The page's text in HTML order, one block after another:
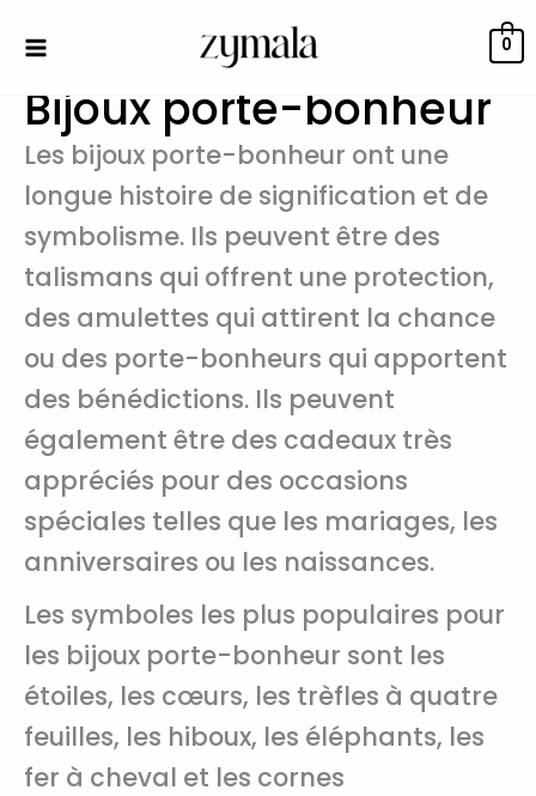
0
Bijoux porte-bonheur
Les bijoux porte-bonheur ont une
longue histoire de signification et de
symbolisme. Ils peuvent être des
talismans qui offrent une protection,
des amulettes qui attirent la chance
ou des porte-bonheurs qui apportent
des bénédictions. Ils peuvent
également être des cadeaux très
appréciés pour des occasions
spéciales telles que les mariages, les
anniversaires ou les naissances.
Les symboles les plus populaires pour
les bijoux porte-bonheur sont les
étoiles, les cœurs, les trèfles à quatre
feuilles, les hiboux, les éléphants, les
fer à cheval et les cornes